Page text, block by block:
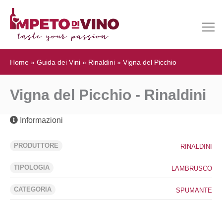
Home » Guida dei Vini » Rinaldini » Vigna del Picchio
Vigna del Picchio - Rinaldini
Informazioni
PRODUTTORE RINALDINI
TIPOLOGIA LAMBRUSCO
CATEGORIA SPUMANTE